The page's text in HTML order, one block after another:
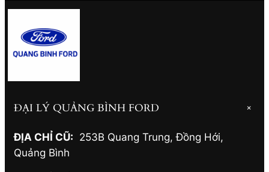
ĐẠI LÝ QUẢNG BÌNH FORD +
ĐỊA CHỈ CŨ: 253B Quang Trung, Đồng Hới,
Quảng Bình